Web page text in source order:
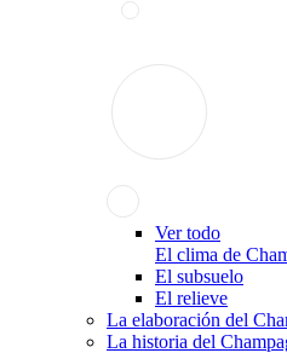
Ver todo
El clima de
El subsuelo
El relieve
La elaboración del
La historia del